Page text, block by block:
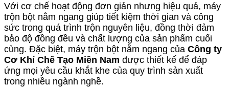
Với cơ chế hoạt động đơn giản nhưng hiệu quả, máy
trộn bột nằm ngang giúp tiết kiệm thời gian và công
sức trong quá trình trộn nguyên liệu, đồng thời đảm
bảo độ đồng đều và chất lượng của sản phẩm cuối
cùng. Đặc biệt, máy trộn bột nằm ngang của Công ty
Cơ Khí Chế Tạo Miền Nam được thiết kế để đáp
ứng mọi yêu cầu khắt khe của quy trình sản xuất
trong nhiều ngành nghề.